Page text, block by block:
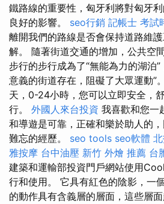
鐵路線的重要性，匈牙利將對匈牙
良好的影響。 seo行銷 記帳士 考試
離開我們的路線是否會保持道路維
解。 隨著街道交通的增加，公共空
步行的步行成為了“無能為力的湖泊
意義的街道存在，阻礙了大眾運動”。
天，0-24小時，您可以立即安全，
行。 外國人來台投資 我喜歡和您一
和導遊是可靠，正確和樂於助人的
難忘的經歷。 seo tools seo軟體
雅按摩 台中油壓 新竹 外燴 推薦 台
建築和運輸部投資門戶網站使用
行和使用。 它具有紅色的陰影，一
的動作具有含義層的層面，這些層面